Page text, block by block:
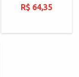
R$ 64,35